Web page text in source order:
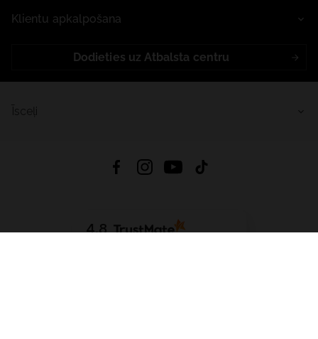
Klientu apkalpošana
Dodieties uz Atbalsta centru
4.8